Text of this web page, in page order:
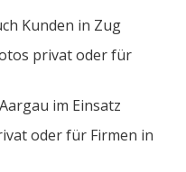
Kunden in Zug
privat oder für
im Einsatz
oder für Firmen in